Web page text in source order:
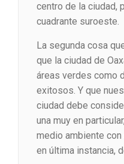
centro de la ciudad,
cuadrante suroeste.
La segunda cosa
que la ciudad de
áreas verdes como
exitosos. Y que
ciudad debe
una muy en
medio ambiente
en última instancia,